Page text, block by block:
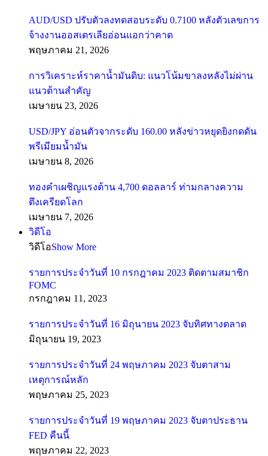
AUD/USD ปรับตัวลงทดสอบระดับ 0.7100 หลังตัวเลขการ
จ้างงานออสเตรเลียอ่อนแอกว่าคาด
พฤษภาคม 21, 2026
การวิเคราะห์ราคาน้ำมันดิบ: แนวโน้มขาลงหลังไม่ผ่าน
แนวต้านสำคัญ
เมษายน 23, 2026
USD/JPY อ่อนตัวจากระดับ 160.00 หลังข่าวหยุดยิงกดดัน
พรีเมียมน้ำมัน
เมษายน 8, 2026
ทองคำเผชิญแรงต้าน 4,700 ดอลลาร์ ท่ามกลางความ
ตึงเครียดโลก
เมษายน 7, 2026
วิดีโอ
วิดีโอShow More
รายการประจำวันที่ 10 กรกฎาคม 2023 ติดตามสมาชิก
FOMC
กรกฎาคม 11, 2023
รายการประจำวันที่ 16 มิถุนายน 2023 จับทิศทางตลาด
มิถุนายน 19, 2023
รายการประจำวันที่ 24 พฤษภาคม 2023 จับตาสาม
เหตุการณ์หลัก
พฤษภาคม 25, 2023
รายการประจำวันที่ 19 พฤษภาคม 2023 จับตาประธาน
FED คืนนี้
พฤษภาคม 22, 2023